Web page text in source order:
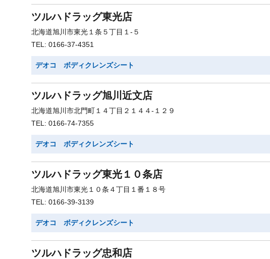
ツルハドラッグ東光店
北海道旭川市東光１条５丁目１-５
TEL: 0166-37-4351
デオコ ボディクレンズシート
ツルハドラッグ旭川近文店
北海道旭川市北門町１４丁目２１４４-１２９
TEL: 0166-74-7355
デオコ ボディクレンズシート
ツルハドラッグ東光１０条店
北海道旭川市東光１０条４丁目１番１８号
TEL: 0166-39-3139
デオコ ボディクレンズシート
ツルハドラッグ忠和店